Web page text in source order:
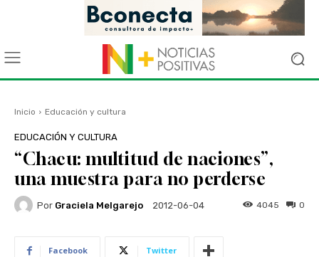
Inicio Educación y cultura
EDUCACIÓN Y CULTURA
“Chacu: multitud de naciones”,
una muestra para no perderse
Por Graciela Melgarejo 2012-06-04 0
4045
Facebook Twitter